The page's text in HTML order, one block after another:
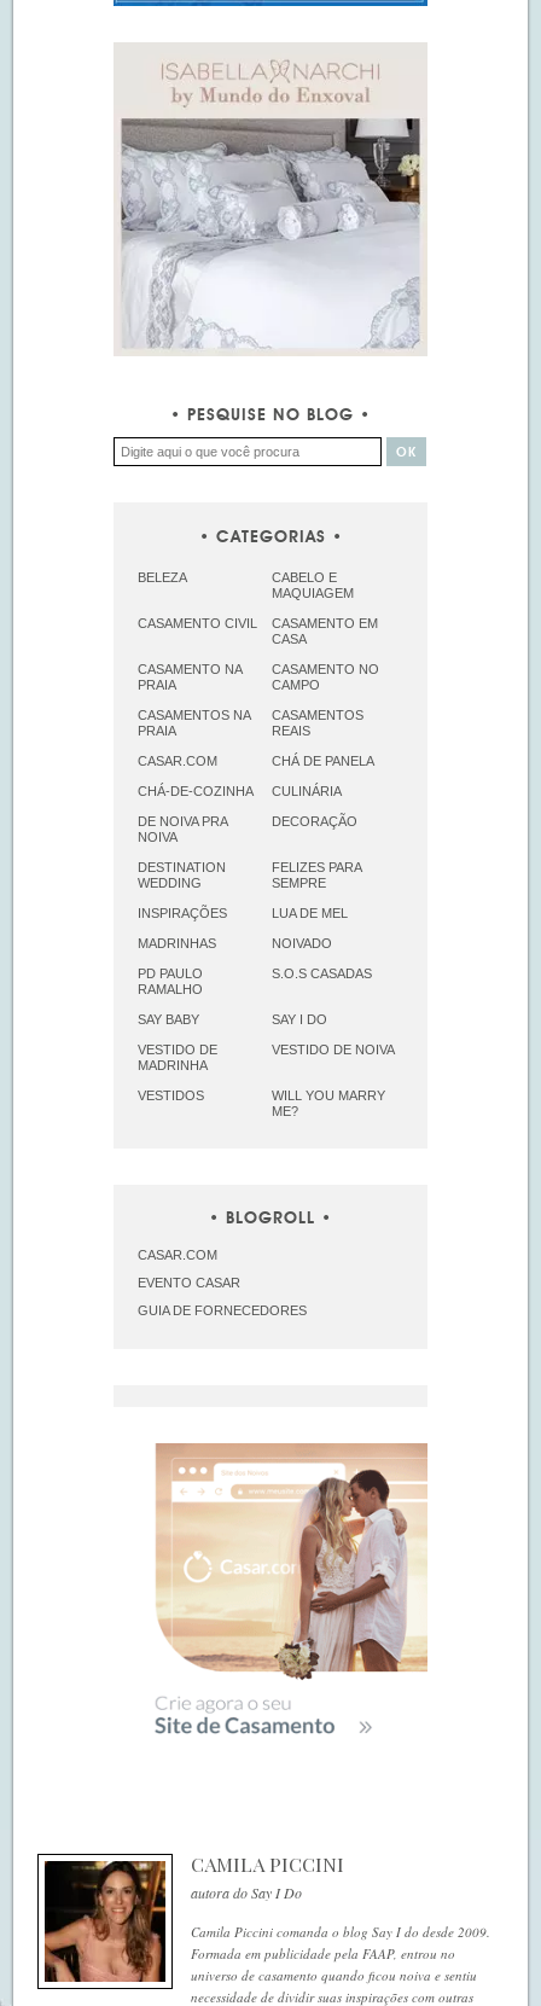
PESQUISE NO BLOG
CATEGORIAS
BELEZA
CABELO E
MAQUIAGEM
CASAMENTO CIVIL
CASAMENTO EM
CASA
CASAMENTO NA
PRAIA
CASAMENTO NO
CAMPO
CASAMENTOS NA
PRAIA
CASAMENTOS
REAIS
CASAR.COM CHÁ DE PANELA
CHÁ-DE-COZINHA CULINÁRIA
DE NOIVA PRA
NOIVA
DECORAÇÃO
DESTINATION
WEDDING
FELIZES PARA
SEMPRE
INSPIRAÇÕES LUA DE MEL
MADRINHAS NOIVADO
PD PAULO
RAMALHO
S.O.S CASADAS
SAY BABY SAY I DO
VESTIDO DE
MADRINHA
VESTIDO DE NOIVA
VESTIDOS
WILL YOU MARRY
ME?
BLOGROLL
CASAR.COM
EVENTO CASAR
GUIA DE FORNECEDORES
CAMILA PICCINI
autora do Say I Do
Camila Piccini comanda o blog Say I do desde 2009.
Formada em publicidade pela FAAP, entrou no
universo de casamento quando ficou noiva e sentiu
necessidade de dividir suas inspirações com outras